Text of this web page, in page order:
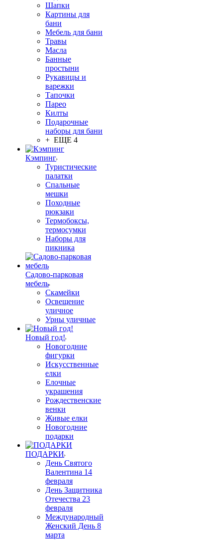
Шапки
Картины для
бани
Мебель для бани
Травы
Масла
Банные
простыни
Рукавицы и
варежки
Тапочки
Парео
Килты
Подарочные
наборы для бани
+ ЕЩЕ 4
Кэмпинг
Туристические
палатки
Спальные
мешки
Походные
рюкзаки
Термобоксы,
термосумки
Наборы для
пикника
Садово-парковая
мебель
Скамейки
Освещение
уличное
Урны уличные
Новый год!
Новогодние
фигурки
Искусственные
елки
Елочные
украшения
Рождественские
венки
Живые елки
Новогодние
подарки
ПОДАРКИ
День Святого
Валентина 14
февраля
День Защитника
Отечества 23
февраля
Международный
Женский День 8
марта